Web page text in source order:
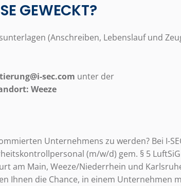
GEWECKT?
(Anschreiben, Lebenslauf und
sec.com unter der
Weeze
Unternehmens zu werden? Bei I-
(m/w/d) gem. § 5
am Main, Weeze/Niederrhein und
Ihnen die Chance, in einem Unternehmen